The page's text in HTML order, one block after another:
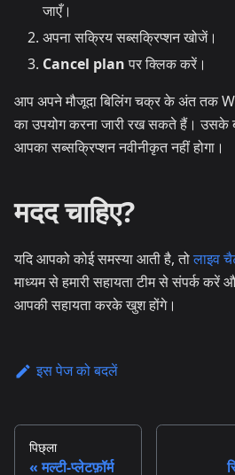
जाएँ।
अपना सक्रिय सब्सक्रिप्शन खोजें।
Cancel planपर क्लिक करें।
आप अपने मौजूदा बिलिंग चक्र के अंत तक
का उपयोग करना जारी रख सकते हैं। उसके
आपका सब्सक्रिप्शन नवीनीकृत नहीं होगा।
मदद चाहिए?
यदि आपको कोई समस्या आती है, तोलाइव
माध्यम से हमारी सहायता टीम से संपर्क करें
आपकी सहायता करके खुश होंगे।
इस पेज को बदलें
पिछ्ला
मल्टी-प्लेटफ़ॉर्म